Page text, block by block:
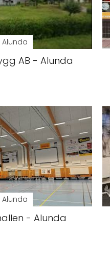
Alunda
AB - Alunda
Alunda
- Alunda